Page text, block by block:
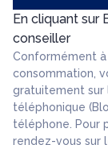
En cliquant sur
conseiller
Conformément à
consommation,
gratuitement sur
téléphonique
téléphone. Pour
rendez-vous sur